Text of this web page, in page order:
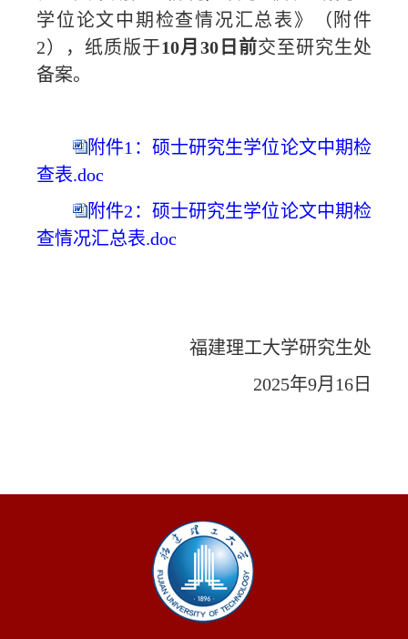
学位论文中期检查情况汇总表》（附件
2），纸质版于10月30日前交至研究生处
备案。
附件1：硕士研究生学位论文中期检
查表.doc
附件2：硕士研究生学位论文中期检
查情况汇总表.doc
福建理工大学研究生处
2025年9月16日